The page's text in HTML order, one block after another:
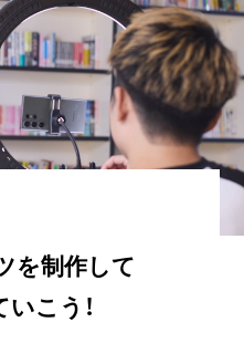
を制作して
こう！